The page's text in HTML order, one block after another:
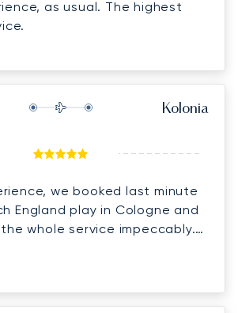
as usual. The highest
Kolonia
we booked last minute
England play in Cologne and
whole service impeccably.
to the ground transportation.
we will continue to return to
PC-24, what a plane!